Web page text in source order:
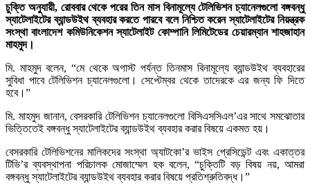
চুক্তি অনুযায়ী, রোববার থেকে পরের তিন মাস বিনামূল্যে টেলিভিশন চ্যানেলগুলো বঙ্গবন্ধু
স্যাটেলাইটের ব্যান্ডউইথ ব্যবহার করতে পারবে বলে নিশ্চিত করেন স্যাটেলাইটের নিয়ন্ত্রক
সংস্থা বাংলাদেশ কমিউনিকেশন স্যাটেলাইট কোম্পানি লিমিটেডের চেয়ারম্যান শাহজাহান
মাহমুদ।
মি. মাহমুদ বলেন, “মে থেকে অগাস্ট পর্যন্ত তিনমাস বিনামূল্যে ব্যান্ডউইথ ব্যবহারের
সুবিধা পাবে টেলিভিশন চ্যানেলগুলো। সেপ্টেম্বর থেকে তাদেরকে এর জন্য ফি দিতে
হবে।”
মি. মাহমুদ জানান, বেসরকারি টেলিভিশন চ্যানেলগুলো বিসিএসসিএল’এর সাথে সমঝোতার
ভিত্তিতেই বঙ্গবন্ধু স্যাটেলাইটের ব্যান্ডউইথ ব্যবহার করার বিষয়ে একমত হয়।
বেসরকারি টেলিভিশনের মালিকদের সংস্থা অ্যাটকো’র ভাইস প্রেসিডেন্ট এবং একাত্তর
টিভি’র ব্যবস্থাপনা পরিচালক মোজাম্মেল হক বলেন, “চুক্তিটি বড় বিষয় নয়, আমরা
বঙ্গবন্ধু স্যাটেলাইটের ব্যান্ডউইথ ব্যবহার করার বিষয়ে প্রতিশ্রুতিবদ্ধ।”